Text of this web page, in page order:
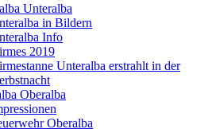
Unteralba
in Bildern
Info
2019
Unteralba erstrahlt in der
Oberalba
Oberalba